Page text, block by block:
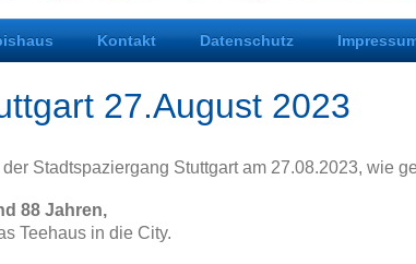
Kontakt Datenschutz
27.August 2023
Stadtspaziergang Stuttgart am 27.08.2023, wie
88 Jahren,
Teehaus in die City.